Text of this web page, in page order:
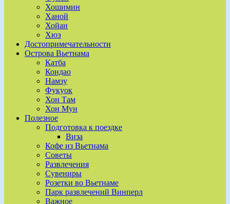
Хошимин
Ханой
Хойан
Хюэ
Достопримечательности
Острова Вьетнама
Катба
Кондао
Намзу
Фукуок
Хон Там
Хон Мун
Полезное
Подготовка к поездке
Виза
Кофе из Вьетнама
Советы
Развлечения
Сувениры
Розетки во Вьетнаме
Парк развлечений Винперл
Важное